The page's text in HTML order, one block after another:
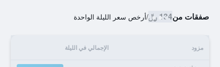
صفقات من134 ﷼ /أرخص سعر الليلة الواحدة
مزود الإجمالي في الليلة